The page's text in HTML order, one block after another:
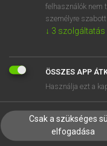
EGYÉNI FELHASZNÁLÓKNAK
TANULÓKNAK
VÁLLALATI MEGOLDÁSOK
felhasználók nem
személyre
↓ 3 szolgáltatás
ÖSSZES APP
Használja ezt a
Csak a szükséges
elfogadása